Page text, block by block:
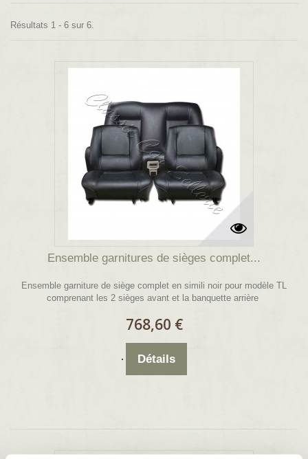
Résultats 1 - 6 sur 6.
Ensemble garnitures de sièges complet...
Ensemble garniture de siège complet en simili noir pour modèle TL
comprenant les 2 sièges avant et la banquette arrière
768,60 €
Détails